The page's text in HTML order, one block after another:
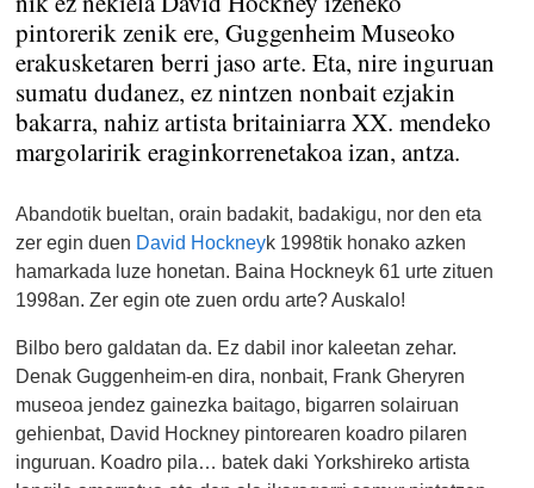
pintorerik zenik ere, Guggenheim Museoko
erakusketaren berri jaso arte. Eta, nire inguruan
sumatu dudanez, ez nintzen nonbait ezjakin
bakarra, nahiz artista britainiarra XX. mendeko
margolaririk eraginkorrenetakoa izan, antza.
Abandotik bueltan, orain badakit, badakigu, nor den eta
zer egin duen David Hockneyk 1998tik honako azken
hamarkada luze honetan. Baina Hockneyk 61 urte zituen
1998an. Zer egin ote zuen ordu arte? Auskalo!
Bilbo bero galdatan da. Ez dabil inor kaleetan zehar.
Denak Guggenheim-en dira, nonbait, Frank Gheryren
museoa jendez gainezka baitago, bigarren solairuan
gehienbat, David Hockney pintorearen koadro pilaren
inguruan. Koadro pila… batek daki Yorkshireko artista